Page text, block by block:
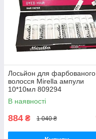
Лосьйон для фарбованого
волосся Mirella ампули
10*10мл 809294
В наявності
884 ₴ 1 040 ₴